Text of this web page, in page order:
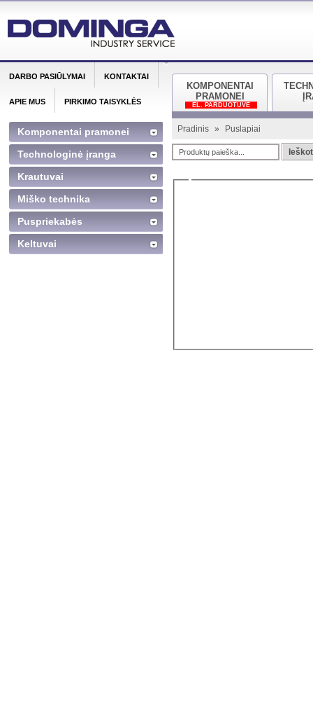
KOMPONENTAI
PRAMONEI
EL. PARDUOTUVĖ
Pradinis » Puslapiai
DARBO PASIŪLYMAI KONTAKTAI
APIE MUS PIRKIMO TAISYKLĖS
Komponentai pramonei
Technologinė įranga
Krautuvai
Miško technika
Puspriekabės
Keltuvai